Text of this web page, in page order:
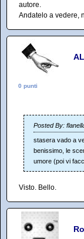
autore.
Andatelo a vedere,
0 punti
Posted By:
stasera vado a
benissimo, le
umore (poi vi
Visto. Bello.